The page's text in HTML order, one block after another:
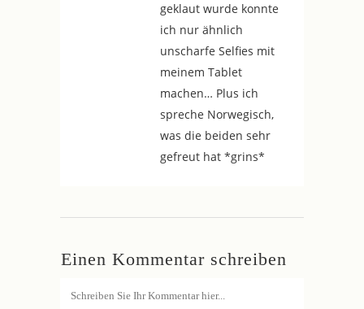
geklaut wurde konnte
ich nur ähnlich
unscharfe Selfies mit
meinem Tablet
machen… Plus ich
spreche Norwegisch,
was die beiden sehr
gefreut hat *grins*
Einen Kommentar schreiben